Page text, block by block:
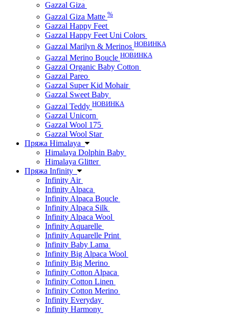
Gazzal Giza
Gazzal Giza Matte %
Gazzal Happy Feet
Gazzal Happy Feet Uni Colors
Gazzal Marilyn & Merinos НОВИНКА
Gazzal Merino Boucle НОВИНКА
Gazzal Organic Baby Cotton
Gazzal Pareo
Gazzal Super Kid Mohair
Gazzal Sweet Baby
Gazzal Teddy НОВИНКА
Gazzal Unicorn
Gazzal Wool 175
Gazzal Wool Star
Пряжа Himalaya
Himalaya Dolphin Baby
Himalaya Glitter
Пряжа Infinity
Infinity Air
Infinity Alpaca
Infinity Alpaca Boucle
Infinity Alpaca Silk
Infinity Alpaca Wool
Infinity Aquarelle
Infinity Aquarelle Print
Infinity Baby Lama
Infinity Big Alpaca Wool
Infinity Big Merino
Infinity Cotton Alpaca
Infinity Cotton Linen
Infinity Cotton Merino
Infinity Everyday
Infinity Harmony